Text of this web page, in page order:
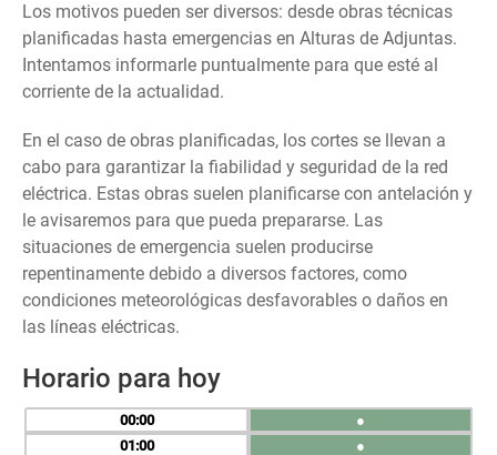
Los motivos pueden ser diversos: desde obras técnicas
planificadas hasta emergencias en Alturas de Adjuntas.
Intentamos informarle puntualmente para que esté al
corriente de la actualidad.
En el caso de obras planificadas, los cortes se llevan a
cabo para garantizar la fiabilidad y seguridad de la red
eléctrica. Estas obras suelen planificarse con antelación y
le avisaremos para que pueda prepararse. Las
situaciones de emergencia suelen producirse
repentinamente debido a diversos factores, como
condiciones meteorológicas desfavorables o daños en
las líneas eléctricas.
Horario para hoy
00
01
●
●